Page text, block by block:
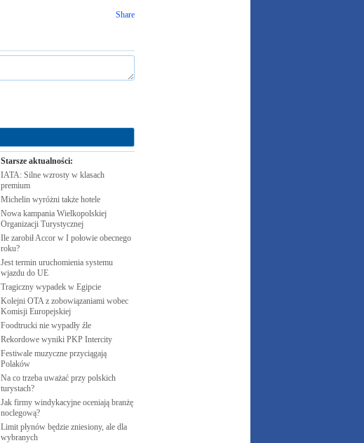
Share
Starsze aktualności:
IATA: Silne wzrosty w klasach
premium
Michelin wyróżni także hotele
Nowa kampania Wielkopolskiej
Organizacji Turystycznej
Ile zarobił Accor w I połowie obecnego
roku?
Jest termin uruchomienia systemu
wjazdu do UE
Tragiczny wypadek w Egipcie
Kolejni OTA z zobowiązaniami wobec
Komisji Europejskiej
Foodtrucki nie wypadły źle
Rekordowe wyniki PKP Intercity
Festiwale muzyczne przyciągają
Polaków
Na co trzeba uważać przy polskich
turystach?
Jak firmy windykacyjne oceniają branżę
noclegową?
Limit płynów będzie zniesiony, ale dla
wybranych